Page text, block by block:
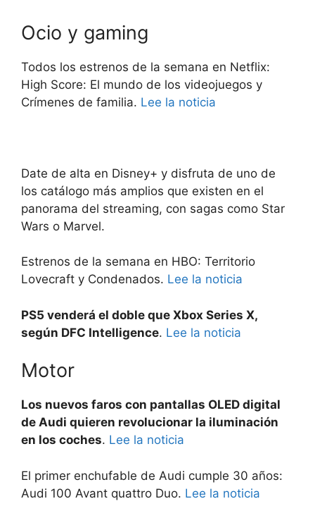
Ocio y gaming
Todos los estrenos de la semana en Netflix:
High Score: El mundo de los videojuegos y
Crímenes de familia. Lee la noticia
Date de alta en Disney+ y disfruta de uno de
los catálogo más amplios que existen en el
panorama del streaming, con sagas como Star
Wars o Marvel.
Estrenos de la semana en HBO: Territorio
Lovecraft y Condenados. Lee la noticia
PS5 venderá el doble que Xbox Series X,
según DFC Intelligence. Lee la noticia
Motor
Los nuevos faros con pantallas OLED digital
de Audi quieren revolucionar la iluminación
en los coches. Lee la noticia
El primer enchufable de Audi cumple 30 años:
Audi 100 Avant quattro Duo. Lee la noticia